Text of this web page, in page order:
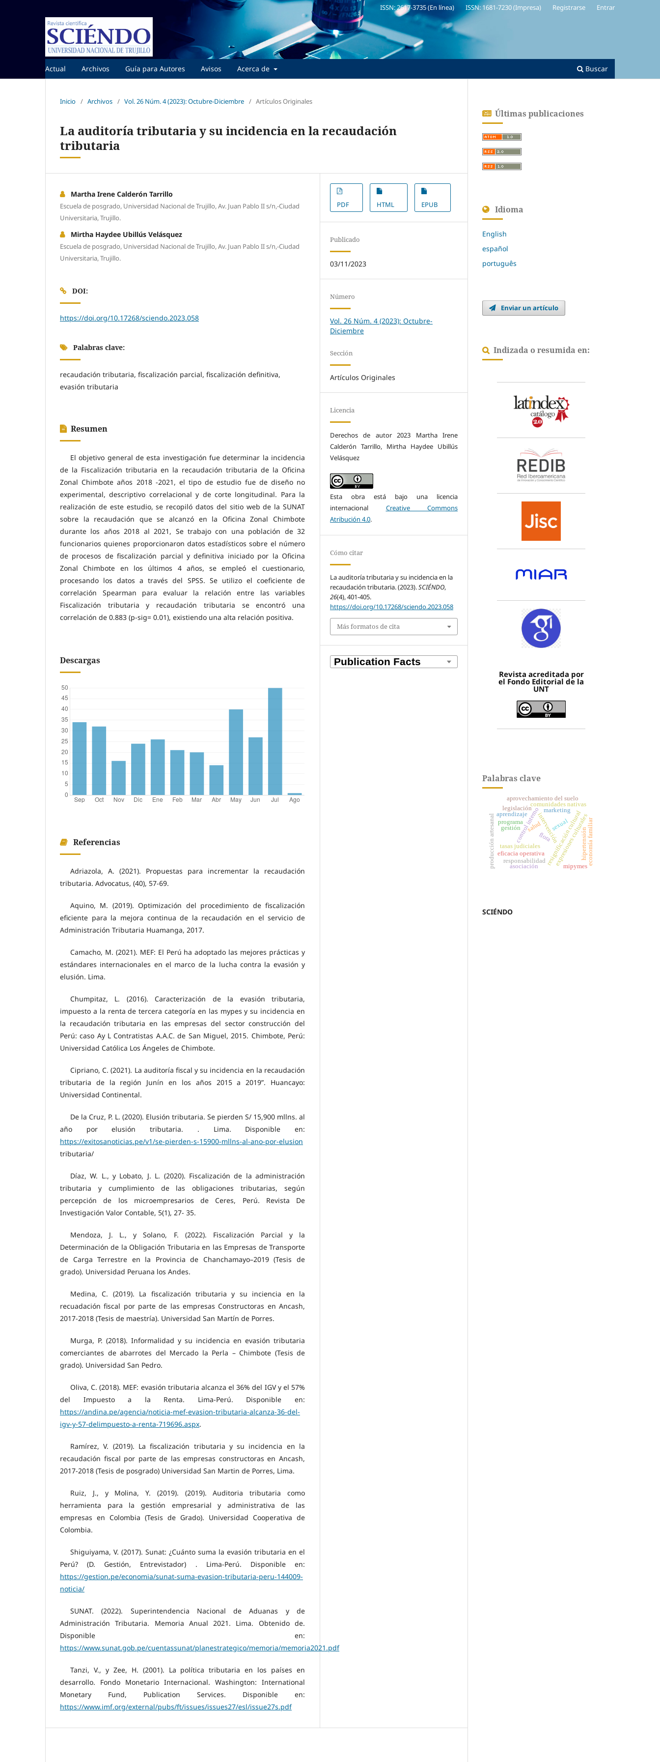
Actual Archivos Guía para Autores Avisos Acerca de Buscar
ISSN: 2617-3735 (En línea) ISSN: 1681-7230 (Impresa) Registrarse Entrar
Inicio / Archivos / Vol. 26 Núm. 4 (2023): Octubre-Diciembre / Artículos Originales
La auditoría tributaria y su incidencia en la recaudación
tributaria
Martha Irene Calderón Tarrillo
Escuela de posgrado, Universidad Nacional de Trujillo, Av. Juan Pablo II s/n,-Ciudad
Universitaria, Trujillo.
Mirtha Haydee Ubillús Velásquez
Escuela de posgrado, Universidad Nacional de Trujillo, Av. Juan Pablo II s/n,-Ciudad
Universitaria, Trujillo.
DOI:
https://doi.org/10.17268/sciendo.2023.058
Palabras clave:
recaudación tributaria, fiscalización parcial, fiscalización definitiva,
evasión tributaria
Resumen
El objetivo general de esta investigación fue determinar la incidencia
de la Fiscalización tributaria en la recaudación tributaria de la Oficina
Zonal Chimbote años 2018 -2021, el tipo de estudio fue de diseño no
experimental, descriptivo correlacional y de corte longitudinal. Para la
realización de este estudio, se recopiló datos del sitio web de la SUNAT
sobre la recaudación que se alcanzó en la Oficina Zonal Chimbote
durante los años 2018 al 2021, Se trabajo con una población de 32
funcionarios quienes proporcionaron datos estadísticos sobre el número
de procesos de fiscalización parcial y definitiva iniciado por la Oficina
Zonal Chimbote en los últimos 4 años, se empleó el cuestionario,
procesando los datos a través del SPSS. Se utilizo el coeficiente de
correlación Spearman para evaluar la relación entre las variables
Fiscalización tributaria y recaudación tributaria se encontró una
correlación de 0.883 (p-sig= 0.01), existiendo una alta relación positiva.
Descargas
Referencias
Adriazola, A. (2021). Propuestas para incrementar la recaudación
tributaria. Advocatus, (40), 57-69.
Aquino, M. (2019). Optimización del procedimiento de fiscalización
eficiente para la mejora continua de la recaudación en el servicio de
Administración Tributaria Huamanga, 2017.
Camacho, M. (2021). MEF: El Perú ha adoptado las mejores prácticas y
estándares internacionales en el marco de la lucha contra la evasión y
elusión. Lima.
Chumpitaz, L. (2016). Caracterización de la evasión tributaria,
impuesto a la renta de tercera categoría en las mypes y su incidencia en
la recaudación tributaria en las empresas del sector construcción del
Perú: caso Ay L Contratistas A.A.C. de San Miguel, 2015. Chimbote, Perú:
Universidad Católica Los Ángeles de Chimbote.
Cipriano, C. (2021). La auditoría fiscal y su incidencia en la recaudación
tributaria de la región Junín en los años 2015 a 2019”. Huancayo:
Universidad Continental.
De la Cruz, P. L. (2020). Elusión tributaria. Se pierden S/ 15,900 mllns. al
año por elusión tributaria. . Lima. Disponible en:
https://exitosanoticias.pe/v1/se-pierden-s-15900-mllns-al-ano-por-elusion
tributaria/
Díaz, W. L., y Lobato, J. L. (2020). Fiscalización de la administración
tributaria y cumplimiento de las obligaciones tributarias, según
percepción de los microempresarios de Ceres, Perú. Revista De
Investigación Valor Contable, 5(1), 27- 35.
Mendoza, J. L., y Solano, F. (2022). Fiscalización Parcial y la
Determinación de la Obligación Tributaria en las Empresas de Transporte
de Carga Terrestre en la Provincia de Chanchamayo–2019 (Tesis de
grado). Universidad Peruana los Andes.
Medina, C. (2019). La fiscalización tributaria y su inciencia en la
recuadación fiscal por parte de las empresas Constructoras en Ancash,
2017-2018 (Tesis de maestría). Universidad San Martín de Porres.
Murga, P. (2018). Informalidad y su incidencia en evasión tributaria
comerciantes de abarrotes del Mercado la Perla – Chimbote (Tesis de
grado). Universidad San Pedro.
Oliva, C. (2018). MEF: evasión tributaria alcanza el 36% del IGV y el 57%
del Impuesto a la Renta. Lima-Perú. Disponible en:
https://andina.pe/agencia/noticia-mef-evasion-tributaria-alcanza-36-del-
igv-y-57-delimpuesto-a-renta-719696.aspx.
Ramírez, V. (2019). La fiscalización tributaria y su incidencia en la
recaudación fiscal por parte de las empresas constructoras en Ancash,
2017-2018 (Tesis de posgrado) Universidad San Martin de Porres, Lima.
Ruiz, J., y Molina, Y. (2019). (2019). Auditoria tributaria como
herramienta para la gestión empresarial y administrativa de las
empresas en Colombia (Tesis de Grado). Universidad Cooperativa de
Colombia.
Shiguiyama, V. (2017). Sunat: ¿Cuánto suma la evasión tributaria en el
Perú? (D. Gestión, Entrevistador) . Lima-Perú. Disponible en:
https://gestion.pe/economia/sunat-suma-evasion-tributaria-peru-144009-
noticia/
SUNAT. (2022). Superintendencia Nacional de Aduanas y de
Administración Tributaria. Memoria Anual 2021. Lima. Obtenido de.
Disponible en:
https://www.sunat.gob.pe/cuentassunat/planestrategico/memoria/memoria2021.pdf
Tanzi, V., y Zee, H. (2001). La política tributaria en los países en
desarrollo. Fondo Monetario Internacional. Washington: International
Monetary Fund, Publication Services. Disponible en:
https://www.imf.org/external/pubs/ft/issues/issues27/esl/issue27s.pdf
PDF HTML EPUB
Publicado
03/11/2023
Número
Vol. 26 Núm. 4 (2023): Octubre-
Diciembre
Sección
Artículos Originales
Licencia
Derechos de autor 2023 Martha Irene
Calderón Tarrillo, Mirtha Haydee Ubillús
Velásquez
Esta obra está bajo una licencia
internacional Creative Commons
Atribución 4.0.
Cómo citar
La auditoría tributaria y su incidencia en la
recaudación tributaria. (2023).SCIÉNDO,
26(4), 401-405.
https://doi.org/10.17268/sciendo.2023.058
Más formatos de cita
Últimas publicaciones
Idioma
English
español
português
Enviar un artículo
Indizada o resumida en:
Revista acreditada por
el Fondo Editorial de la
UNT
Palabras clave
control interno
tasas judiciales
eficacia operativaresignificación cultural
comunidades nativas
expresiones culturales
producción artesanal economía familiar
programa intervención
aprendizaje
salud sexual
flora
aprovechamiento del suelo
responsabilidad
legislación
mipymes
gestión
marketing
asociación
hipertensión
SCIÉNDO